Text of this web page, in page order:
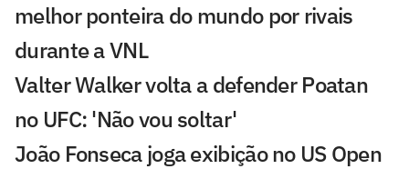
melhor ponteira do mundo por rivais
durante a VNL
Valter Walker volta a defender Poatan
no UFC: 'Não vou soltar'
João Fonseca joga exibição no US Open